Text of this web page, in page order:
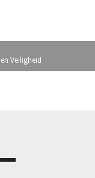
Veiligheid